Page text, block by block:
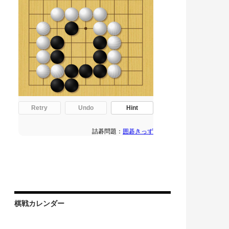
棋戦カレンダー